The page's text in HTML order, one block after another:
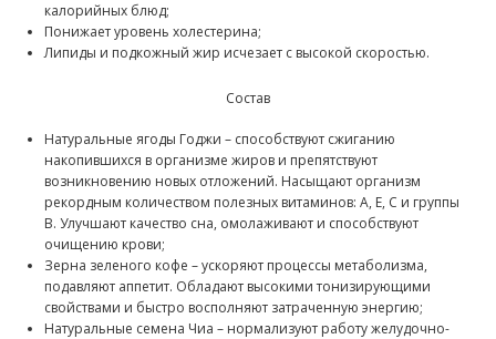
калорийных блюд;
Понижает уровень холестерина;
Липиды и подкожный жир исчезает с высокой скоростью.
Состав
Натуральные ягоды Годжи – способствуют сжиганию
накопившихся в организме жиров и препятствуют
возникновению новых отложений. Насыщают организм
рекордным количеством полезных витаминов: A, E, C и группы
B. Улучшают качество сна, омолаживают и способствуют
очищению крови;
Зерна зеленого кофе – ускоряют процессы метаболизма,
подавляют аппетит. Обладают высокими тонизирующими
свойствами и быстро восполняют затраченную энергию;
Натуральные семена Чиа – нормализуют работу желудочно-